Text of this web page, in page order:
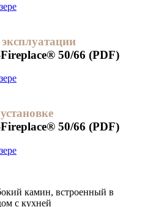
50/66 (PDF)
50/66 (PDF)